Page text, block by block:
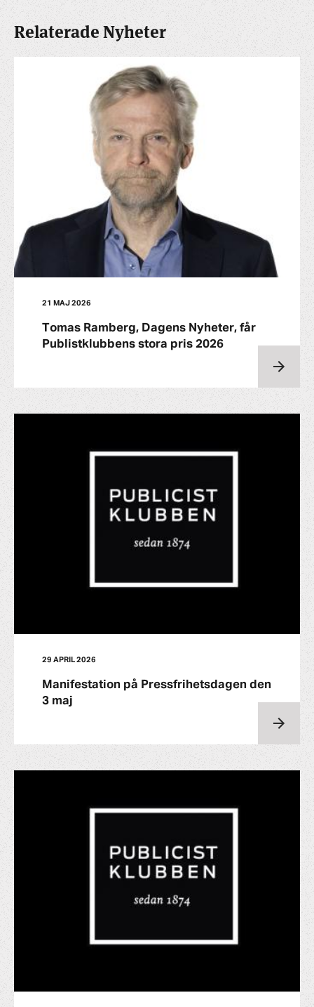
Relaterade Nyheter
21 MAJ 2026
Tomas Ramberg, Dagens Nyheter, får
Publistklubbens stora pris 2026
29 APRIL 2026
Manifestation på Pressfrihetsdagen den
3 maj